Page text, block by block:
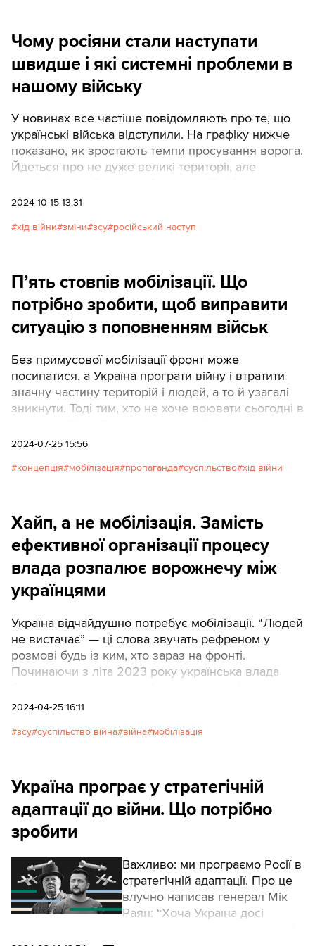
Чому росіяни стали наступати
швидше і які системні проблеми в
нашому війську
У новинах все частіше повідомляють про те, що
українські війська відступили. На графіку нижче
показано, як зростають темпи просування ворога.
Йдеться про не дуже великі території, але
рухатися дуже не лінійно. Можна місяцями і
посиплеться, то ворог почне стрімко наступати.
2024-10-15 13:31
хід війни зміни зсу російський наступ
П’ять стовпів мобілізації. Що
потрібно зробити, щоб виправити
ситуацію з поповненням військ
Без примусової мобілізації фронт може
посипатися, а Україна програти війну і втратити
значну частину територій і людей, а то й узагалі
зникнути. Тоді тим, хто не хоче воювати сьогодні в
окупаційній. Здавалося б, екзистенційна загроза,
вплинути на ставлення до мобілізації і збільшити
взаємна ненависть, яку активно роздмухує
російська пропаганда. Як це змінити?
2024-07-25 15:56
концепція мобілізація пропаганда суспільство хід війни
Хайп, а не мобілізація. Замість
ефективної організації процесу
влада розпалює ворожнечу між
українцями
Україна відчайдушно потребує мобілізації. “Людей
не вистачає” — ці слова звучать рефреном у
розмові будь із ким, хто зараз на фронті.
Починаючи з літа 2023 року українська влада
одночасно.
2024-04-25 16:11
зсу суспільство війна війна мобілізація
Україна програє у стратегічній
адаптації до війни. Що потрібно
зробити
Важливо: ми програємо Росії в
стратегічній адаптації. Про це
влучно написав генерал Мік
Раян: “Хоча Україна досі